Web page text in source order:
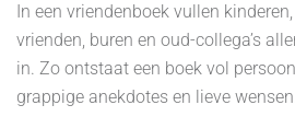
In een vriendenboek vullen
vrienden, buren en oud-collega’s
in. Zo ontstaat een boek vol
grappige anekdotes en lieve